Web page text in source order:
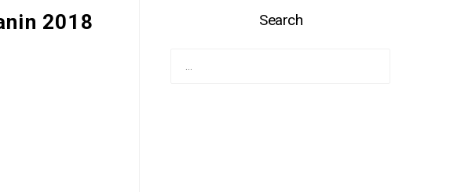
2018 Search